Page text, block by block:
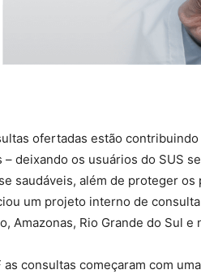
ofertadas estão
– deixando os usuários do SUS
saudáveis, além de proteger
um projeto interno de
Amazonas, Rio Grande do Sul e
as consultas começaram com